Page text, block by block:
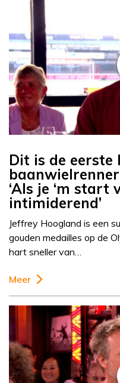
Dit is de eerste
‘Als je ‘m start
intimiderend’
Jeffrey Hoogland is een
gouden medailles op de
hart sneller van…
Meer